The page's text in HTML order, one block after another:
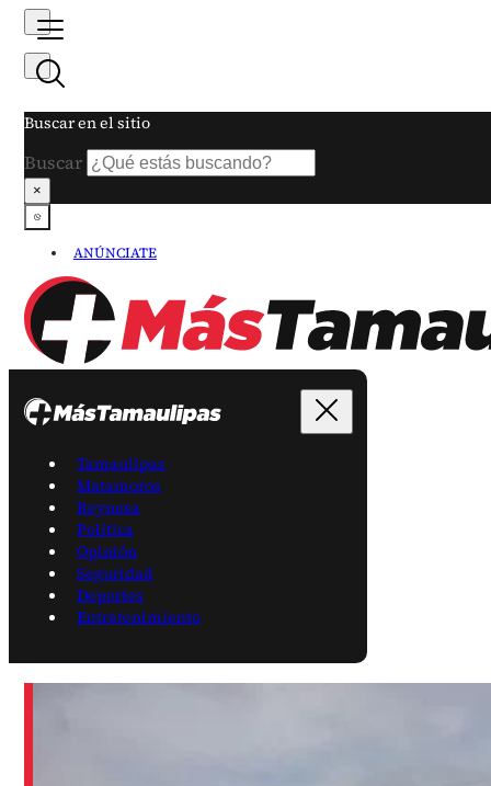
Buscar en el sitio
Buscar
×
ANÚNCIATE
Tamaulipas
Matamoros
Reynosa
Política
Opinión
Seguridad
Deportes
Entretenimiento